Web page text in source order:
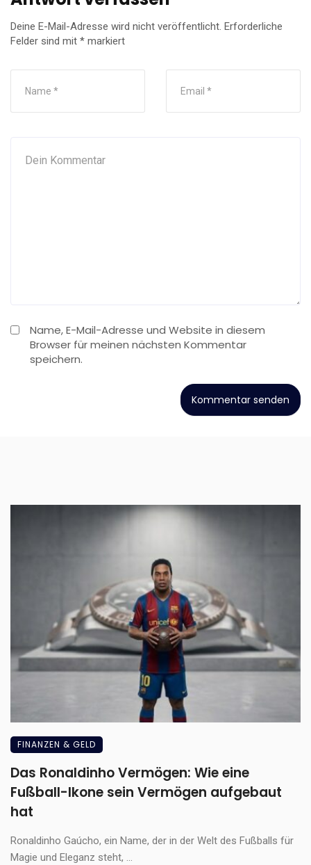
Deine E-Mail-Adresse wird nicht veröffentlicht. Erforderliche
Felder sind mit * markiert
Name, E-Mail-Adresse und Website in diesem
Browser für meinen nächsten Kommentar
speichern.
FINANZEN & GELD
Das Ronaldinho Vermögen: Wie eine
Fußball-Ikone sein Vermögen aufgebaut
hat
Ronaldinho Gaúcho, ein Name, der in der Welt des Fußballs für
Magie und Eleganz steht, ...